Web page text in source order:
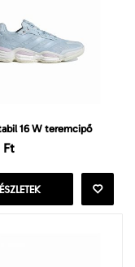
16 W teremcipő
Ft